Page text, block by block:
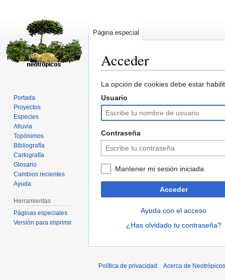
Acceder
Ir
a
la
navegación
Ir
a
la
búsqueda
La opción de cookies debe estar
Usuario
Contraseña
Mantener mi sesión iniciada
Acceder
Ayuda con el acceso
¿Has olvidado tu contraseña?
Página especial
Portada
Proyectos
Especies
Alluvia
Topónimos
Bibliografía
Cartografía
Glosario
Cambios recientes
Ayuda
Herramientas
Páginas especiales
Versión para imprimir
Política de privacidad Acerca de Neotrópicos